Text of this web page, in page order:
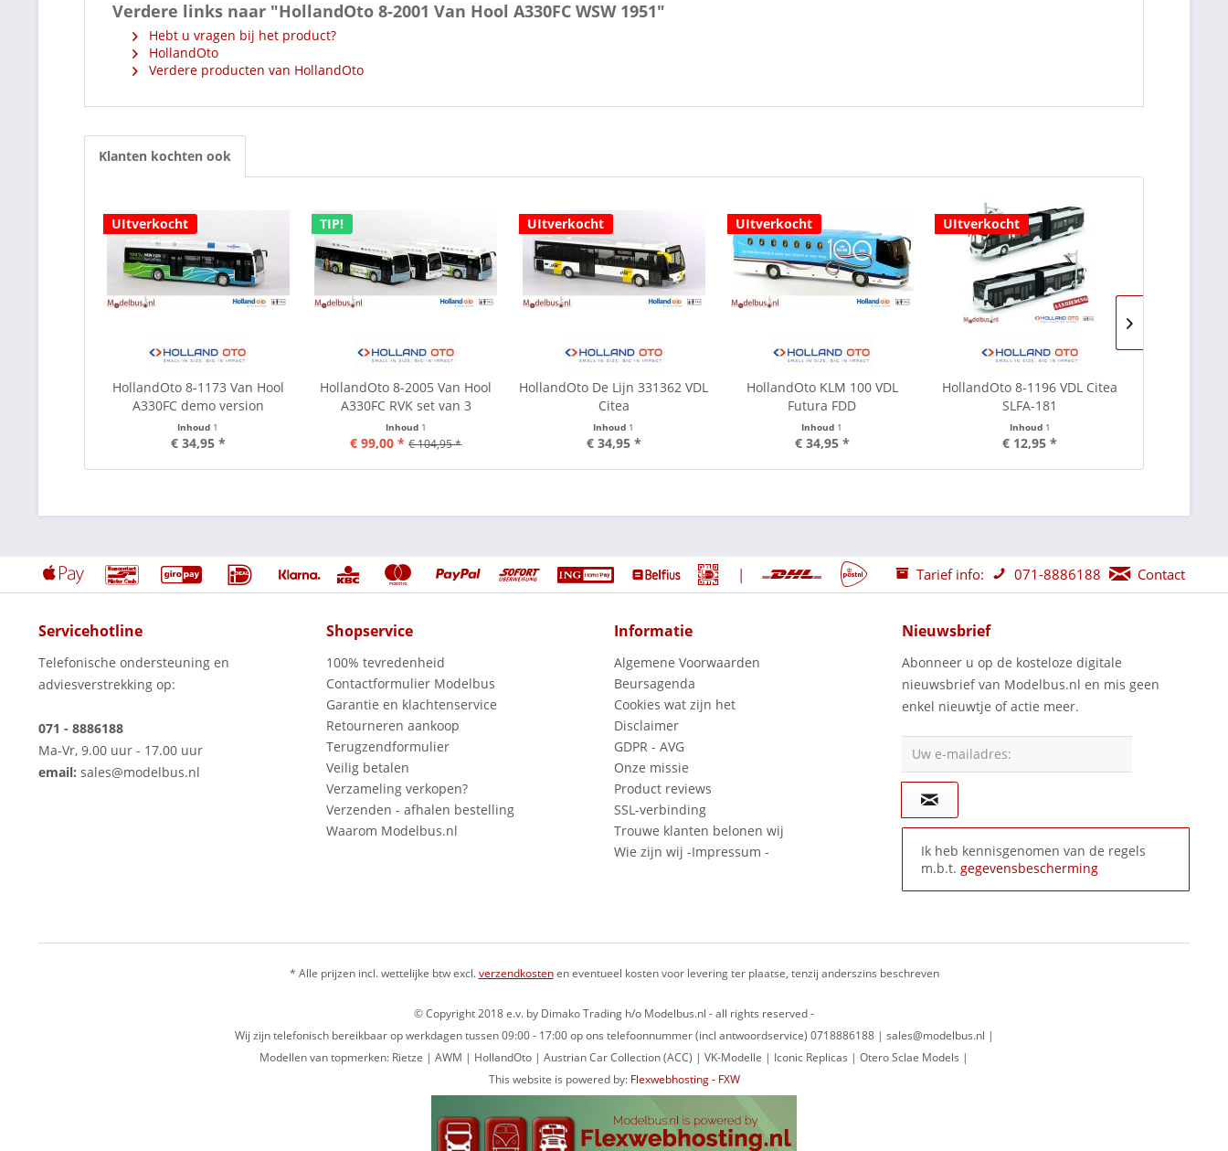
Verdere links naar "HollandOto 8-2001 Van Hool A330FC WSW 1951"
Hebt u vragen bij het product?
HollandOto
Verdere producten van HollandOto
Klanten kochten ook
UItverkocht
HollandOto 8-1173 Van Hool
A330FC demo version
Inhoud 1
€ 34,95 *
TIP!
HollandOto 8-2005 Van Hool
A330FC RVK set van 3
Inhoud 1
€ 99,00 * € 104,95 *
UItverkocht
HollandOto De Lijn 331362 VDL
Citea
Inhoud 1
€ 34,95 *
UItverkocht
HollandOto KLM 100 VDL
Futura FDD
Inhoud 1
€ 34,95 *
UItverkocht
HollandOto 8-1196 VDL Citea
SLFA-181
Inhoud 1
€ 12,95 *
| Tarief info: 071-8886188 Contact
Servicehotline
Telefonische ondersteuning en
adviesverstrekking op:
071 - 8886188
Ma-Vr, 9.00 uur - 17.00 uur
email: sales@modelbus.nl
Shopservice
100% tevredenheid
Contactformulier Modelbus
Garantie en klachtenservice
Retourneren aankoop
Terugzendformulier
Veilig betalen
Verzameling verkopen?
Verzenden - afhalen bestelling
Waarom Modelbus.nl
Informatie
Algemene Voorwaarden
Beursagenda
Cookies wat zijn het
Disclaimer
GDPR - AVG
Onze missie
Product reviews
SSL-verbinding
Trouwe klanten belonen wij
Wie zijn wij -Impressum -
Nieuwsbrief
Abonneer u op de kosteloze digitale
nieuwsbrief van Modelbus.nl en mis geen
enkel nieuwtje of actie meer.
Uw e-mailadres:
Ik heb kennisgenomen van de regels
m.b.t. gegevensbescherming
* Alle prijzen incl. wettelijke btw excl.verzendkostenen eventueel kosten voor levering ter plaatse, tenzij anderszins beschreven
© Copyright 2018 e.v. by Dimako Trading h/o Modelbus.nl - all rights reserved -
Wij zijn telefonisch bereikbaar op werkdagen tussen 09:00 - 17:00 op ons telefoonnummer (incl antwoordservice) 0718886188 | sales@modelbus.nl |
Modellen van topmerken: Rietze | AWM | HollandOto | Austrian Car Collection (ACC) | VK-Modelle | Iconic Replicas | Otero Sclae Models |
This website is powered by: Flexwebhosting - FXW